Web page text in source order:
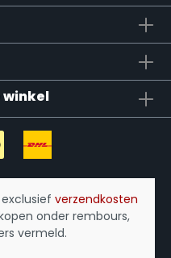
winkel
verzendkosten
onder rembours,
vermeld.